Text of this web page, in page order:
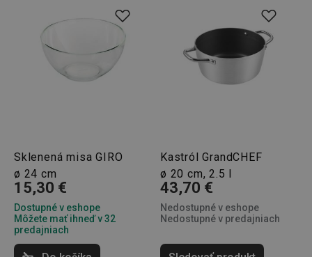
Sklenená misa GIRO
ø 24 cm
15,30 €
Dostupné v eshope
Môžete mať ihneď v 32
predajniach
Kastról GrandCHEF
ø 20 cm, 2.5 l
43,70 €
Nedostupné v eshope
Nedostupné v predajniach
pid
Twitter Inc.
.smartadserver.com